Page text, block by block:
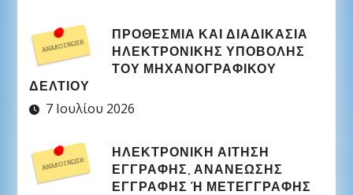
ΠΡΟΘΕΣΜΊΑ ΚΑΙ ΔΙΑΔΙΚΑΣΊΑ
ΗΛΕΚΤΡΟΝΙΚΉΣ ΥΠΟΒΟΛΉΣ
ΤΟΥ ΜΗΧΑΝΟΓΡΑΦΙΚΟΎ
ΔΕΛΤΊΟΥ
7 Ιουλίου 2026
ΗΛΕΚΤΡΟΝΙΚΉ ΑΊΤΗΣΗ
ΕΓΓΡΑΦΉΣ, ΑΝΑΝΈΩΣΗΣ
ΕΓΓΡΑΦΉΣ Ή ΜΕΤΕΓΓΡΑΦΉΣ Μ